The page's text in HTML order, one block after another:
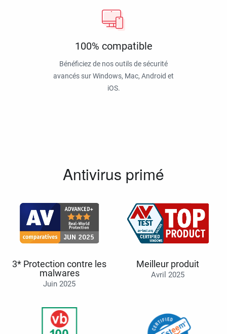
100% compatible
Bénéficiez de nos outils de sécurité
avancés sur Windows, Mac, Android et
iOS.
Antivirus primé
3* Protection contre les
malwares
Juin 2025
Meilleur produit
Avril 2025